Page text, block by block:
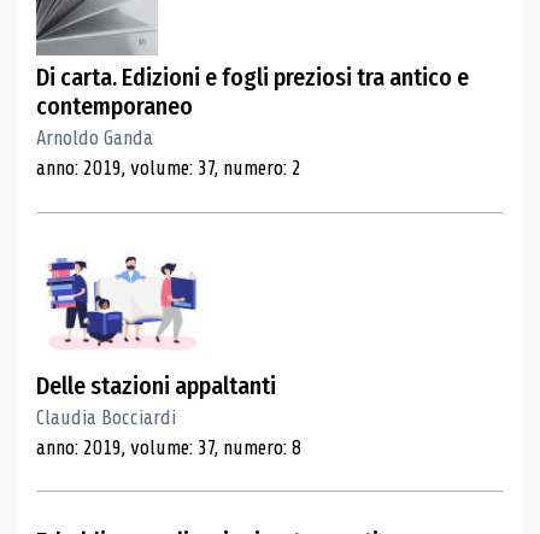
Di carta. Edizioni e fogli preziosi tra antico e
contemporaneo
Arnoldo Ganda
anno: 2019, volume: 37, numero: 2
Delle stazioni appaltanti
Claudia Bocciardi
anno: 2019, volume: 37, numero: 8